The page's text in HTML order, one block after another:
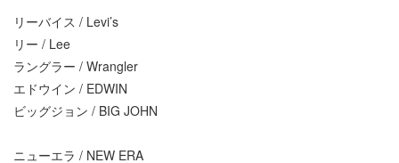
リーバイス / Levi’s
リー / Lee
ラングラー / Wrangler
エドウイン / EDWIN
ビッグジョン / BIG JOHN
ニューエラ / NEW ERA